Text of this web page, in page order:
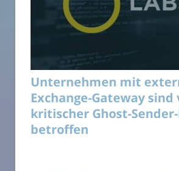
Unternehmen mit
Exchange-Gateway sind
kritischer Ghost-
betroffen